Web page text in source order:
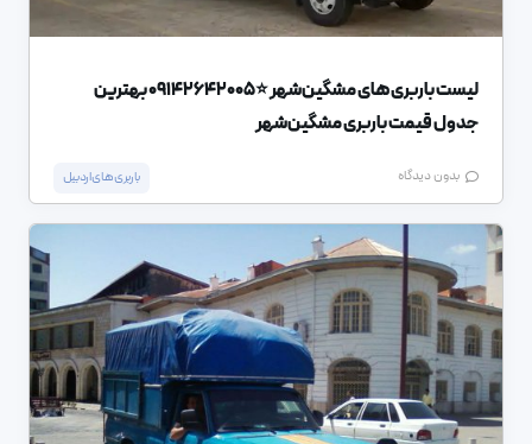
لیست باربری های مشگین‌شهر ⭐️09142642005 بهترین
جدول قیمت باربری مشگین‌شهر
بدون دیدگاه باربری های اردبیل